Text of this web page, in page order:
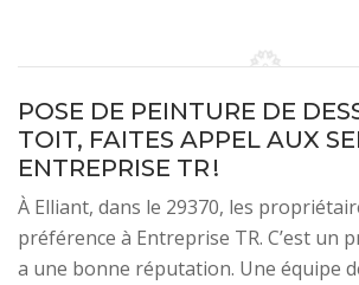
POSE DE PEINTURE DE
TOIT, FAITES APPEL AUX
ENTREPRISE TR !
À Elliant, dans le 29370, les
préférence à Entreprise TR. C’est un
a une bonne réputation. Une équipe